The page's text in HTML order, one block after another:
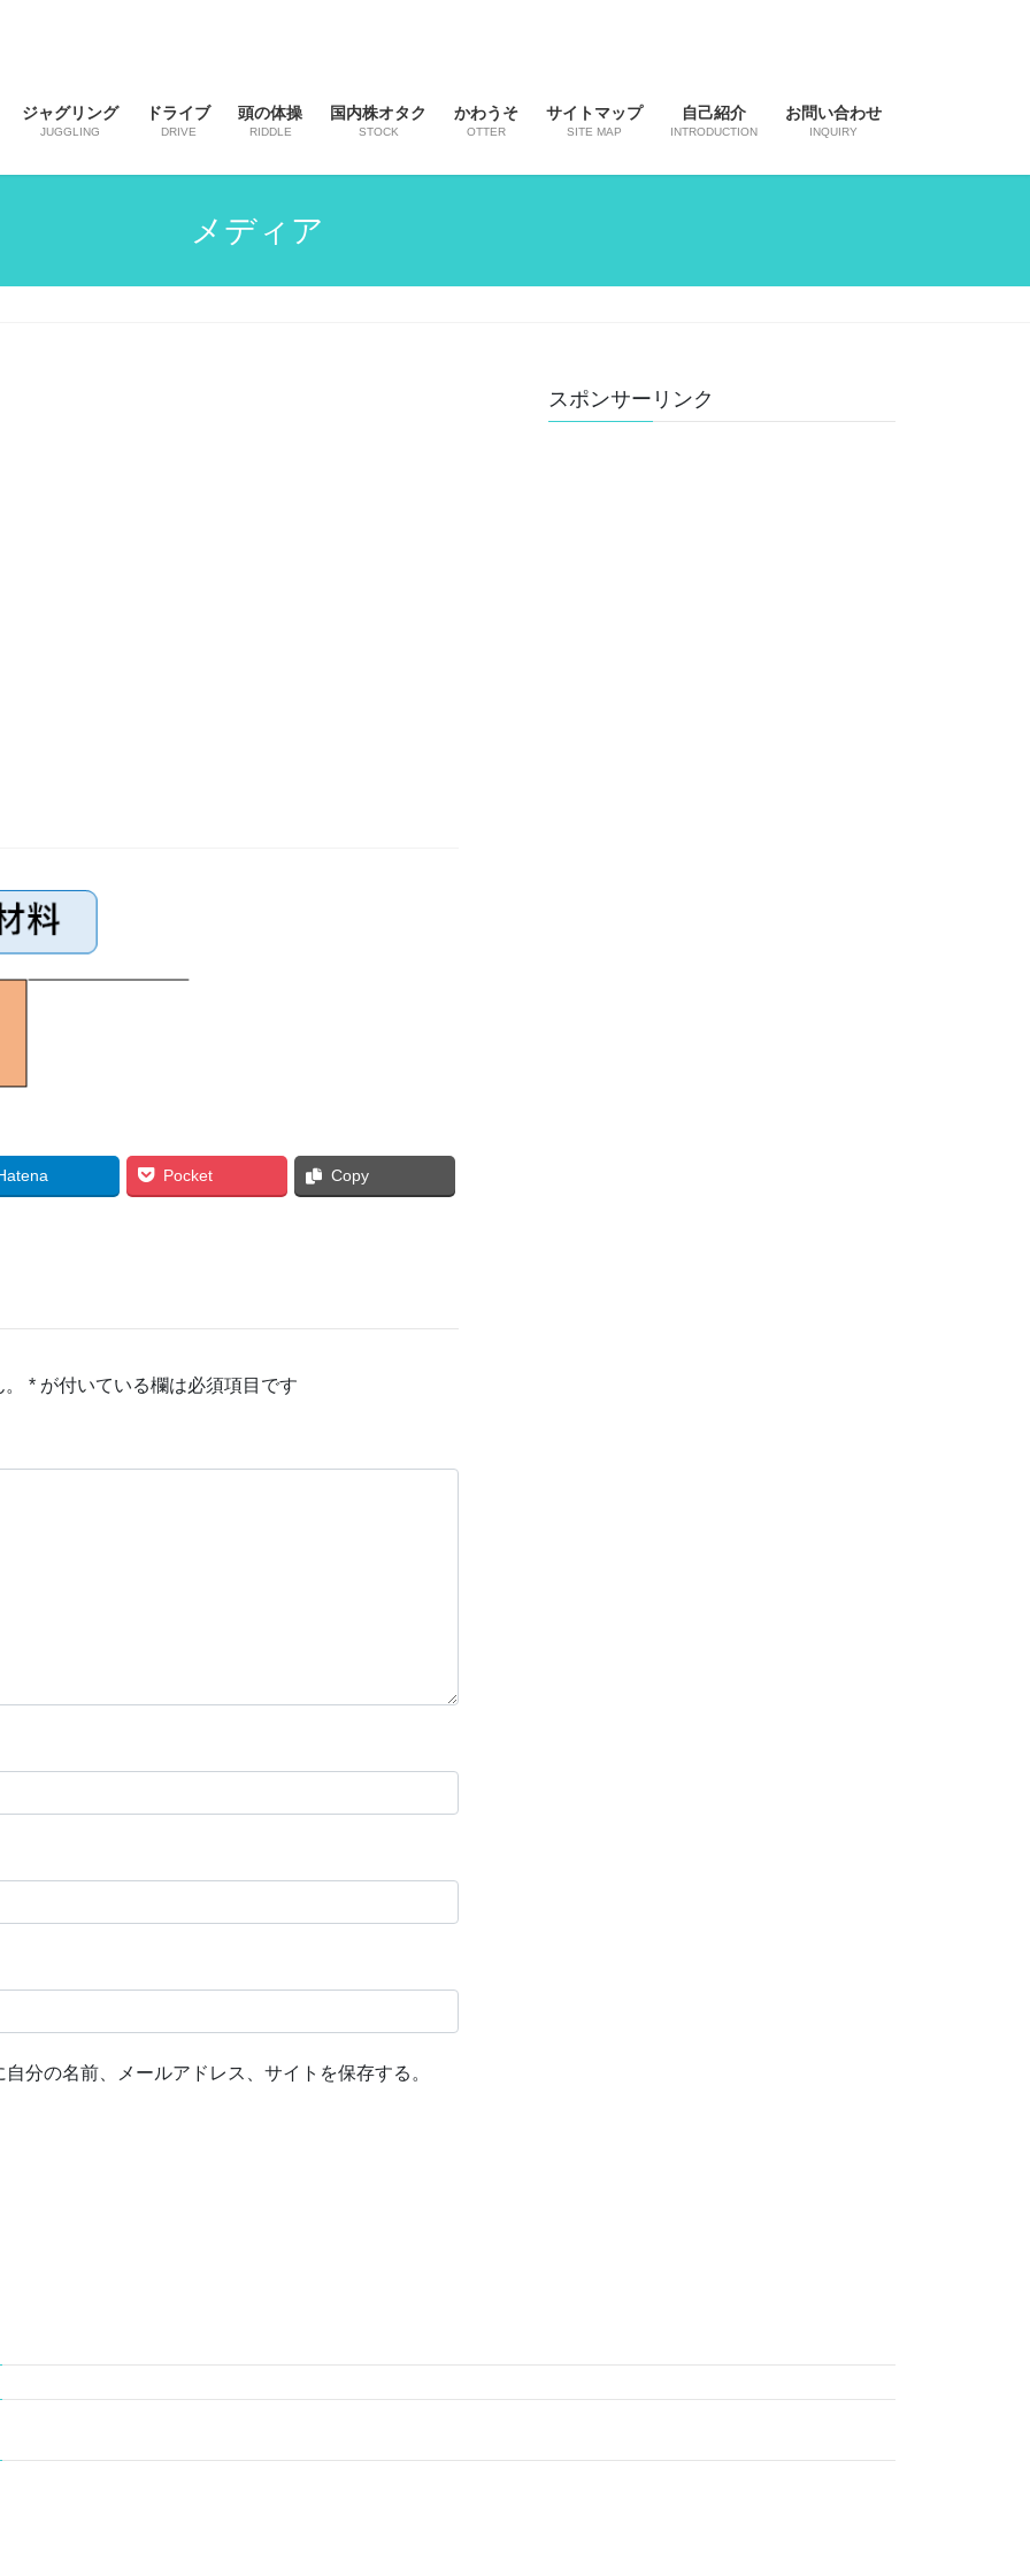
ジャグリング
JUGGLING
ドライブ
DRIVE
頭の体操
RIDDLE
国内株オタク
STOCK
かわうそ
OTTER
サイトマップ
SITE MAP
自己紹介
INTRODUCTION
お問い合わせ
INQUIRY
メディア
Pocket Copy
* が付いている欄は必須項目です
分の名前、メールアドレス、サイトを保存する。
スポンサーリンク